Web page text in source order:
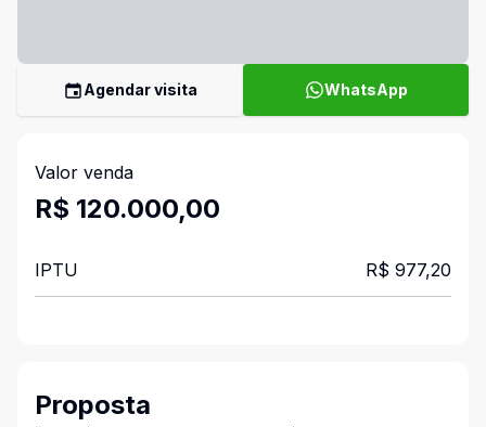
Agendar visita WhatsApp
Valor venda
R$ 120.000,00
IPTU R$ 977,20
Proposta